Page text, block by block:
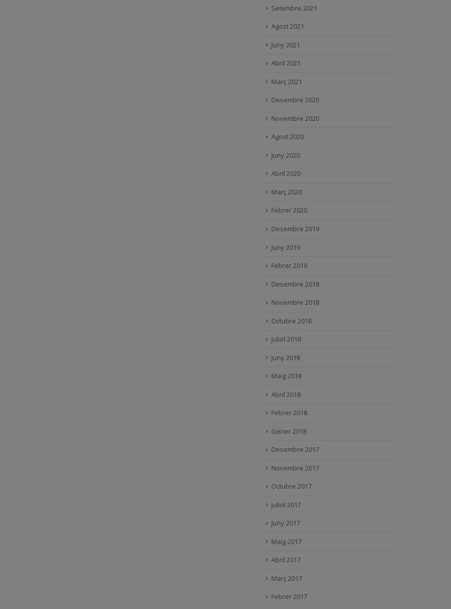
Setembre 2021
Agost 2021
Juny 2021
Abril 2021
Març 2021
Desembre 2020
Novembre 2020
Agost 2020
Juny 2020
Abril 2020
Març 2020
Febrer 2020
Desembre 2019
Juny 2019
Febrer 2019
Desembre 2018
Novembre 2018
Octubre 2018
juliol 2018
Juny 2018
Maig 2018
Abril 2018
Febrer 2018
Gener 2018
Desembre 2017
Novembre 2017
Octubre 2017
juliol 2017
Juny 2017
Maig 2017
Abril 2017
Març 2017
Febrer 2017